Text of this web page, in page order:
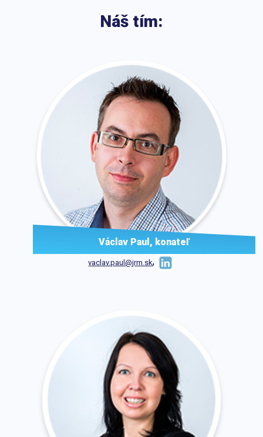
Náš tím:
Václav Paul, konateľ
vaclav.paul@jrm.sk,